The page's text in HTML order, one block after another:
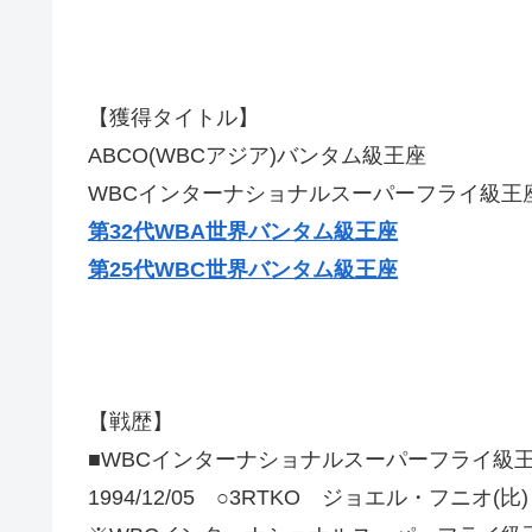
【獲得タイトル】
ABCO(WBCアジア)バンタム級王座
WBCインターナショナルスーパーフライ級王
第32代WBA世界バンタム級王座
第25代WBC世界バンタム級王座
【戦歴】
■WBCインターナショナルスーパーフライ級
1994/12/05 ○3RTKO ジョエル・フニオ(比)